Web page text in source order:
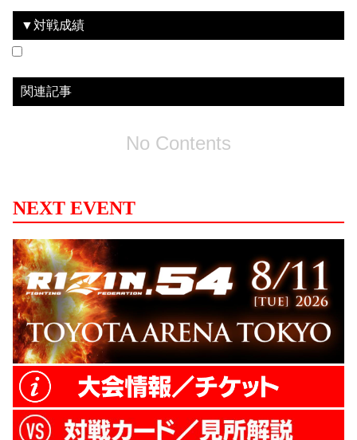
▼対戦成績
関連記事
No Contents
NEXT EVENT